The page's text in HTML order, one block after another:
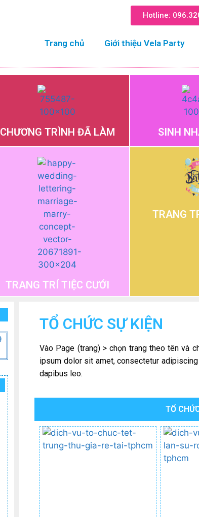
Hotline:
Trang chủ Giới thiệu Vela Party
CHƯƠNG TRÌNH ĐÃ LÀM SINH
TRANG TRÍ TIỆC CƯỚI
TRANG
TỔ CHỨC SỰ KIỆN
Vào Page (trang) > chọn trang theo tên và
ipsum dolor sit amet, consectetur
dapibus leo.
TỔ